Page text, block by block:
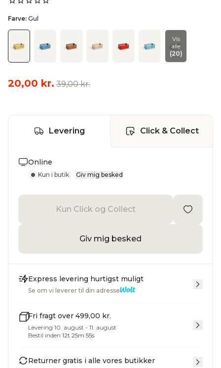
Farve: Gul
Vis
alle
(20)
20,00 kr. 39,00 kr.
Levering Click & Collect
Online
Kun i butik Giv mig besked
Kun Click og Collect
Giv mig besked
Express levering hurtigst muligt
Se om vi leverer til din adresse
Fri fragt over 499,00 kr.
Levering 10. august - 11. august
Bestil inden 12t 25m 55s
Returner gratis i alle vores butikker